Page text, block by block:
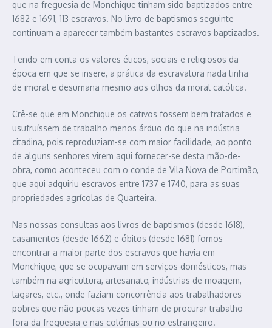
que na freguesia de Monchique tinham sido baptizados entre
1682 e 1691, 113 escravos. No livro de baptismos seguinte
continuam a aparecer também bastantes escravos baptizados.
Tendo em conta os valores éticos, sociais e religiosos da
época em que se insere, a prática da escravatura nada tinha
de imoral e desumana mesmo aos olhos da moral católica.
Crê-se que em Monchique os cativos fossem bem tratados e
usufruíssem de trabalho menos árduo do que na indústria
citadina, pois reproduziam-se com maior facilidade, ao ponto
de alguns senhores virem aqui fornecer-se desta mão-de-
obra, como aconteceu com o conde de Vila Nova de Portimão,
que aqui adquiriu escravos entre 1737 e 1740, para as suas
propriedades agrícolas de Quarteira.
Nas nossas consultas aos livros de baptismos (desde 1618),
casamentos (desde 1662) e óbitos (desde 1681) fomos
encontrar a maior parte dos escravos que havia em
Monchique, que se ocupavam em serviços domésticos, mas
também na agricultura, artesanato, indústrias de moagem,
lagares, etc., onde faziam concorrência aos trabalhadores
pobres que não poucas vezes tinham de procurar trabalho
fora da freguesia e nas colónias ou no estrangeiro.